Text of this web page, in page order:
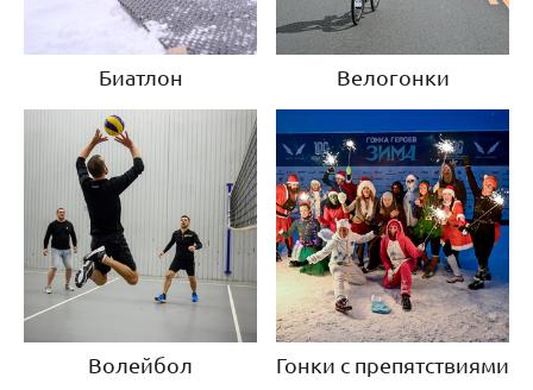
Биатлон Велогонки
Волейбол Гонки с препятствиями